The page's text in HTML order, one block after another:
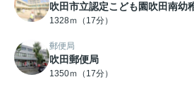
吹田市立認定こども園吹田南幼
1328ｍ（17分）
郵便局
吹田郵便局
1350ｍ（17分）